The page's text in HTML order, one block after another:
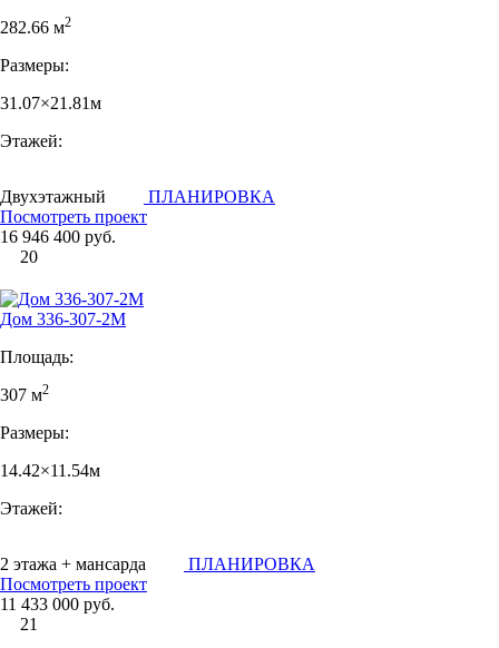
282.66 м2
Размеры:
31.07×21.81м
Этажей:
Двухэтажный
ПЛАНИРОВКА
Посмотреть проект
16 946 400 руб.
20
Дом 336-307-2М
Площадь:
307 м2
Размеры:
14.42×11.54м
Этажей:
2 этажа + мансарда
ПЛАНИРОВКА
Посмотреть проект
11 433 000 руб.
21